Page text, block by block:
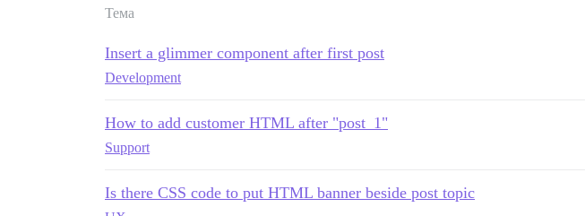
Тема
Insert a glimmer component after first post
Development
How to add customer HTML after "post_1"
Support
Is there CSS code to put HTML banner beside post topic